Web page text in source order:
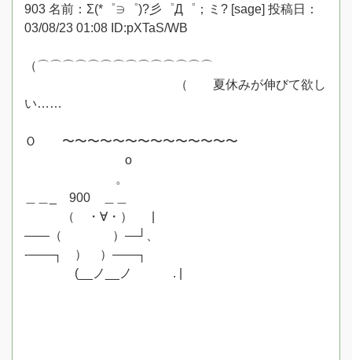
903 名前：Σ(*゜∋゜)?彡゜Д゜；ミ? [sage] 投稿日：
03/08/23 01:08 ID:pXTaS/WB
（⌒⌒⌒⌒⌒⌒⌒⌒⌒⌒⌒⌒⌒⌒
（ 夏休みが伸びて欲し
い……
Ｏ 〜〜〜〜〜〜〜〜〜〜〜〜〜〜
ο
。
＿＿_ 900 ＿＿
（ ・∀・） |
——（ ）—┘、
‐——┐ ） ）——┐
(__ノ__ノ . |